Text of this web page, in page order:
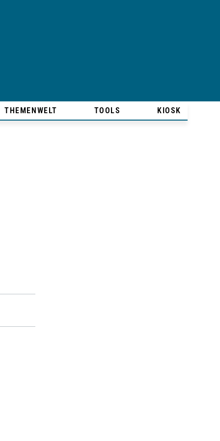
THEMENWELT TOOLS KIOSK